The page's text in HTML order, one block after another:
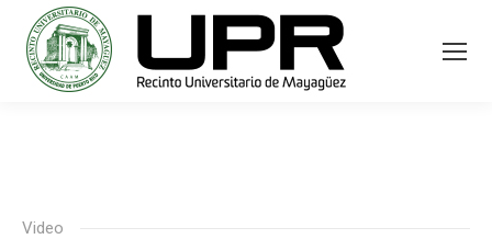
Video